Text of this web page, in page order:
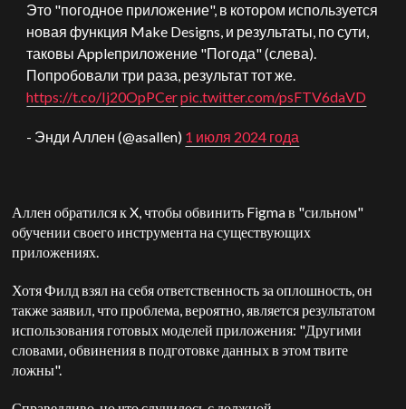
Это "погодное приложение", в котором используется
новая функция Make Designs, и результаты, по сути,
таковыAppleприложение "Погода" (слева).
Попробовали три раза, результат тот же.
https://t.co/Ij20OpPCerpic.twitter.com/psFTV6daVD
- Энди Аллен (@asallen) 1 июля 2024 года
Аллен обратился к X, чтобы обвинить Figma в "сильном"
обучении своего инструмента на существующих
приложениях.
Хотя Филд взял на себя ответственность за оплошность, он
также заявил, что проблема, вероятно, является результатом
использования готовых моделей приложения: "Другими
словами, обвинения в подготовке данных в этом твите
ложны".